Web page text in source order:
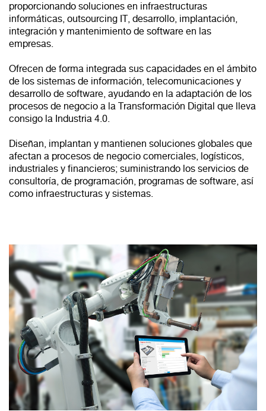
proporcionando soluciones en infraestructuras
informáticas, outsourcing IT, desarrollo, implantación,
integración y mantenimiento de software en las
empresas.
Ofrecen de forma integrada sus capacidades en el ámbito
de los sistemas de información, telecomunicaciones y
desarrollo de software, ayudando en la adaptación de los
procesos de negocio a la Transformación Digital que lleva
consigo la Industria 4.0.
Diseñan, implantan y mantienen soluciones globales que
afectan a procesos de negocio comerciales, logísticos,
industriales y financieros; suministrando los servicios de
consultoría, de programación, programas de software, así
como infraestructuras y sistemas.